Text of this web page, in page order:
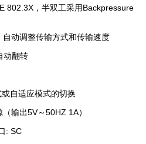
802.3X，半双工采用Backpressure
动调整传输方式和传输速度
动翻转
自适应模式的切换
输出5V～50HZ 1A）
: SC